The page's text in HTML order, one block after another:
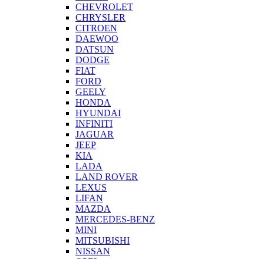
CHEVROLET
CHRYSLER
CITROEN
DAEWOO
DATSUN
DODGE
FIAT
FORD
GEELY
HONDA
HYUNDAI
INFINITI
JAGUAR
JEEP
KIA
LADA
LAND ROVER
LEXUS
LIFAN
MAZDA
MERCEDES-BENZ
MINI
MITSUBISHI
NISSAN